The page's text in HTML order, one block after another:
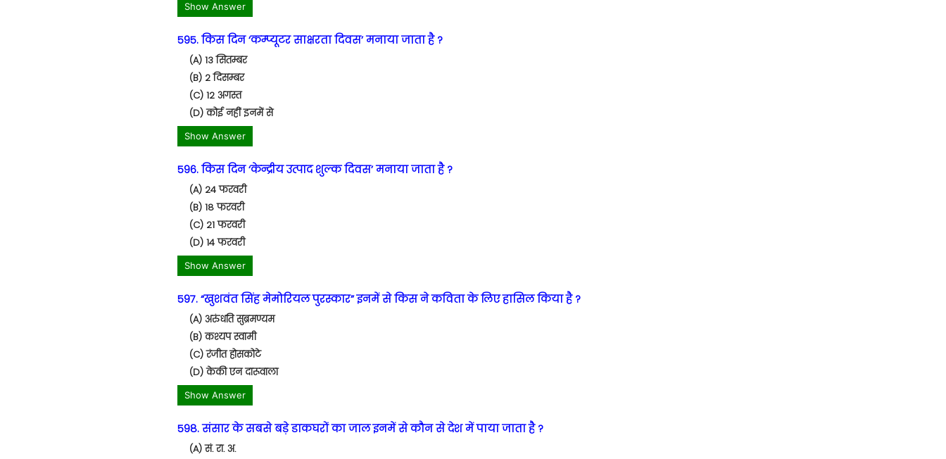
Show Answer
595. किस दिन ‘कम्प्यूटर साक्षरता दिवस’ मनाया जाता है ?
(A) 13 सितम्बर
(B) 2 दिसम्बर
(C) 12 अगस्त
(D) कोई नहीं इनमें से
Show Answer
596. किस दिन ‘केन्द्रीय उत्पाद शुल्क दिवस’ मनाया जाता है ?
(A) 24 फरवरी
(B) 18 फरवरी
(C) 21 फरवरी
(D) 14 फरवरी
Show Answer
597. “खुशवंत सिंह मेमोरियल पुरस्कार” इनमें से किस ने कविता के लिए हासिल किया है ?
(A) अरुंधति सुब्रमण्यम
(B) कश्यप स्वामी
(C) रंजीत होसकोटे
(D) केकी एन दारूवाला
Show Answer
598. संसार के सबसे बड़े डाकघरों का जाल इनमें से कौन से देश में पाया जाता है ?
(A) सं. रा. अ.